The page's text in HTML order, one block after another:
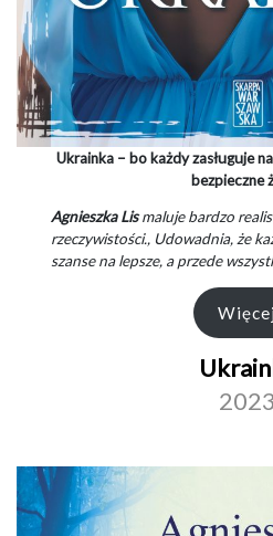
Ukrainka – bo każdy zasługuje
bezpieczne
Agnieszka Lismaluje bardzo
rzeczywistości., Udowadnia, że
szanse na lepsze, a przede
Więcej
2023